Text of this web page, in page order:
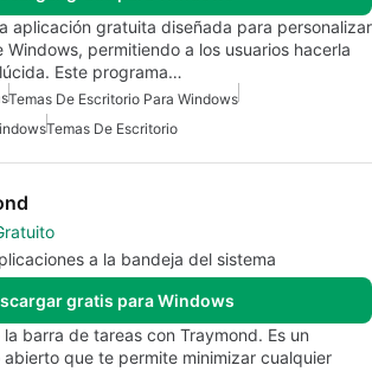
aplicación gratuita diseñada para personalizar
permitiendo a los usuarios hacerla
Este programa…
Temas De Escritorio Para Windows
Temas De Escritorio
a la bandeja del sistema
gratis para Windows
barra de tareas con Traymond. Es un
que te permite minimizar cualquier